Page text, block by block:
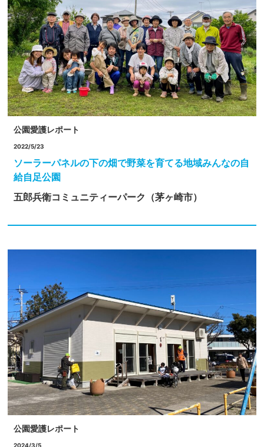
公園愛護レポート
2022/5/23
ソーラーパネルの下の畑で野菜を育てる地域みんなの自
給自足公園
五郎兵衛コミュニティーパーク（茅ヶ崎市）
公園愛護レポート
2024/3/5